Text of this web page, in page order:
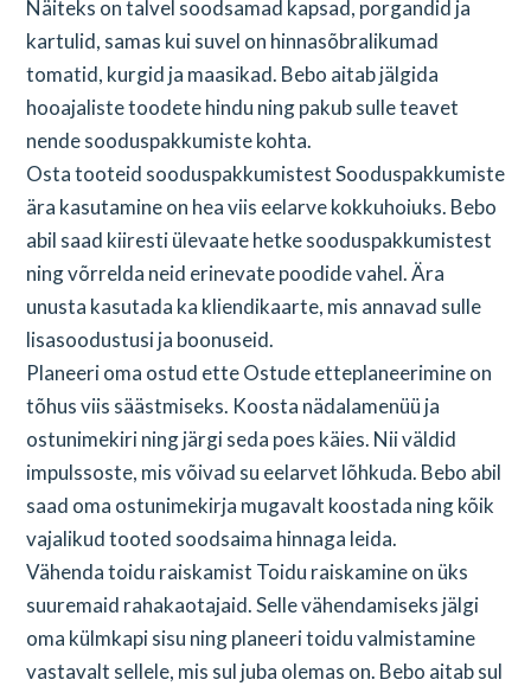
Näiteks on talvel soodsamad kapsad, porgandid ja
kartulid, samas kui suvel on hinnasõbralikumad
tomatid, kurgid ja maasikad. Bebo aitab jälgida
hooajaliste toodete hindu ning pakub sulle teavet
nende sooduspakkumiste kohta.
Osta tooteid sooduspakkumistest Sooduspakkumiste
ära kasutamine on hea viis eelarve kokkuhoiuks. Bebo
abil saad kiiresti ülevaate hetke sooduspakkumistest
ning võrrelda neid erinevate poodide vahel. Ära
unusta kasutada ka kliendikaarte, mis annavad sulle
lisasoodustusi ja boonuseid.
Planeeri oma ostud ette Ostude etteplaneerimine on
tõhus viis säästmiseks. Koosta nädalamenüü ja
ostunimekiri ning järgi seda poes käies. Nii väldid
impulssoste, mis võivad su eelarvet lõhkuda. Bebo abil
saad oma ostunimekirja mugavalt koostada ning kõik
vajalikud tooted soodsaima hinnaga leida.
Vähenda toidu raiskamist Toidu raiskamine on üks
suuremaid rahakaotajaid. Selle vähendamiseks jälgi
oma külmkapi sisu ning planeeri toidu valmistamine
vastavalt sellele, mis sul juba olemas on. Bebo aitab sul